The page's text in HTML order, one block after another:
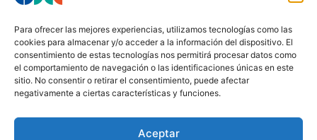
Para ofrecer las mejores experiencias, utilizamos tecnologías como las
cookies para almacenar y/o acceder a la información del dispositivo. El
consentimiento de estas tecnologías nos permitirá procesar datos como
el comportamiento de navegación o las identificaciones únicas en este
sitio. No consentir o retirar el consentimiento, puede afectar
negativamente a ciertas características y funciones.
Aceptar